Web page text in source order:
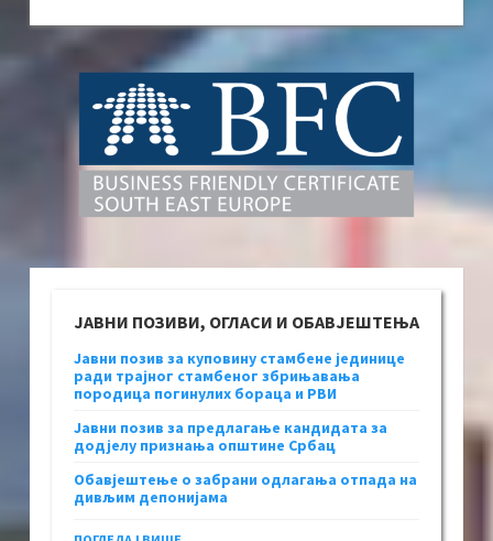
ЈАВНИ ПОЗИВИ, ОГЛАСИ И ОБАВЈЕШТЕЊА
Јавни позив за куповину стамбене јединице
ради трајног стамбеног збрињавања
породица погинулих бораца и РВИ
Јавни позив за предлагање кандидата за
додјелу признања општине Србац
Обавјештење о забрани одлагања отпада на
дивљим депонијама